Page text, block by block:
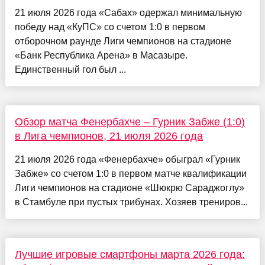
21 июля 2026 года «Сабах» одержал минимальную
победу над «КуПС» со счетом 1:0 в первом
отборочном раунде Лиги чемпионов на стадионе
«Банк Республика Арена» в Масазыре.
Единственный гол был ...
Обзор матча Фенербахче – Гурник Забже (1:0)
в Лига чемпионов, 21 июля 2026 года
21 июля 2026 года «Фенербахче» обыграл «Гурник
Забже» со счетом 1:0 в первом матче квалификации
Лиги чемпионов на стадионе «Шюкрю Сараджоглу»
в Стамбуле при пустых трибунах. Хозяев трениров...
Лучшие игровые смартфоны марта 2026 года: